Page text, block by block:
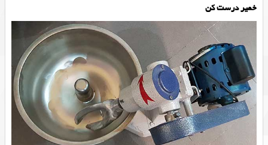
خمیر درست کن